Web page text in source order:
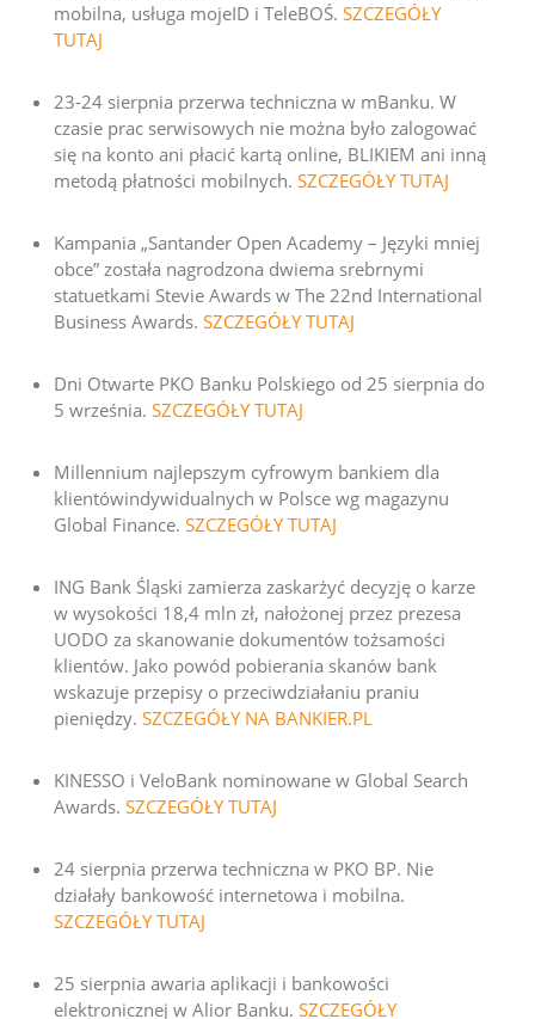
mobilna, usługa mojeID i TeleBOŚ. SZCZEGÓŁY
TUTAJ
23-24 sierpnia przerwa techniczna w mBanku. W
czasie prac serwisowych nie można było zalogować
się na konto ani płacić kartą online, BLIKIEM ani inną
metodą płatności mobilnych. SZCZEGÓŁY TUTAJ
Kampania „Santander Open Academy – Języki mniej
obce” została nagrodzona dwiema srebrnymi
statuetkami Stevie Awards w The 22nd International
Business Awards. SZCZEGÓŁY TUTAJ
Dni Otwarte PKO Banku Polskiego od 25 sierpnia do
5 września. SZCZEGÓŁY TUTAJ
Millennium najlepszym cyfrowym bankiem dla
klientówindywidualnych w Polsce wg magazynu
Global Finance. SZCZEGÓŁY TUTAJ
ING Bank Śląski zamierza zaskarżyć decyzję o karze
w wysokości 18,4 mln zł, nałożonej przez prezesa
UODO za skanowanie dokumentów tożsamości
klientów. Jako powód pobierania skanów bank
wskazuje przepisy o przeciwdziałaniu praniu
pieniędzy. SZCZEGÓŁY NA BANKIER.PL
KINESSO i VeloBank nominowane w Global Search
Awards. SZCZEGÓŁY TUTAJ
24 sierpnia przerwa techniczna w PKO BP. Nie
działały bankowość internetowa i mobilna.
SZCZEGÓŁY TUTAJ
25 sierpnia awaria aplikacji i bankowości
elektronicznej w Alior Banku. SZCZEGÓŁY